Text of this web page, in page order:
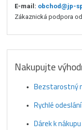
E-mail: obchod@jp-
Zákaznická podpora
Nakupujte
Bezstarostný
Rychlé odeslání
Dárek k nákupu